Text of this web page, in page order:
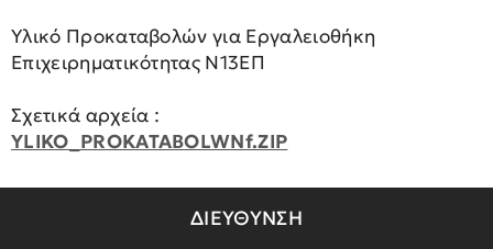
Υλικό Προκαταβολών για Εργαλειοθήκη
Επιχειρηματικότητας Ν13ΕΠ
Σχετικά αρχεία :
YLIKO_PROKATABOLWNf.ZIP
ΔΙΕΥΘΥΝΣΗ